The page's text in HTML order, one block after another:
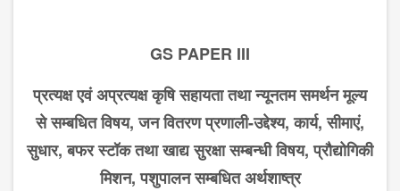
GS PAPER III
प्रत्यक्ष एवं अप्रत्यक्ष कृषि सहायता तथा न्यूनतम समर्थन मूल्य
से सम्ब​धित विषय, जन वितरण प्रणाली-उद्देश्य,कार्य,सीमाएं,
सुधार,बफर स्टॉक तथा खाद्य सुरक्षा सम्बन्धी विषय, प्रौद्योगिकी
मिशन, पशुपालन सम्ब​धित अर्थशाष्त्र